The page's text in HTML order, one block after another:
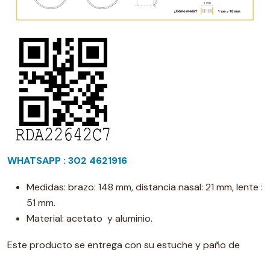
WHATSAPP : 302 4621916
Medidas: brazo: 148 mm, distancia nasal: 21 mm, lente :
51 mm.
Material: acetato y aluminio.
Este producto se entrega con su estuche y paño de